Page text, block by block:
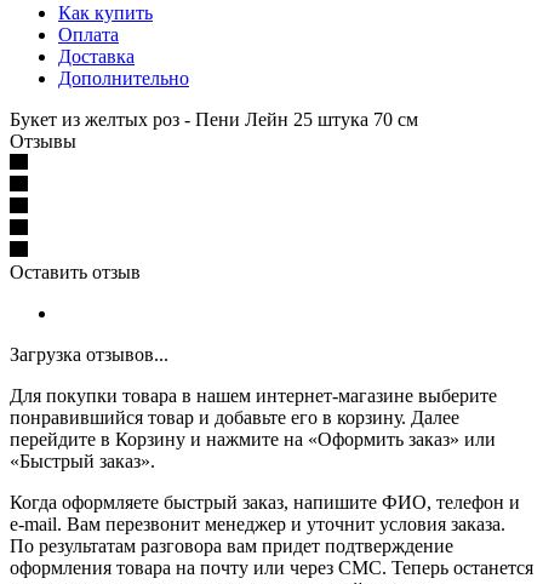
Как купить
Оплата
Доставка
Дополнительно
Букет из желтых роз - Пени Лейн 25 штука 70 см
Отзывы
Оставить отзыв
Загрузка отзывов...
Для покупки товара в нашем интернет-магазине выберите
понравившийся товар и добавьте его в корзину. Далее
перейдите в Корзину и нажмите на «Оформить заказ» или
«Быстрый заказ».
Когда оформляете быстрый заказ, напишите ФИО, телефон и
e-mail. Вам перезвонит менеджер и уточнит условия заказа.
По результатам разговора вам придет подтверждение
оформления товара на почту или через СМС. Теперь останется